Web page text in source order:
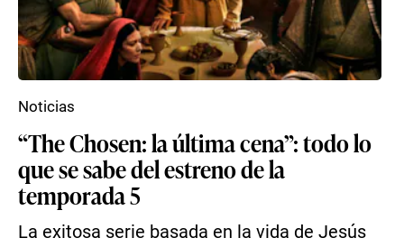
“The Chosen: la última cena”: todo lo
que se sabe del estreno de la
temporada 5
La exitosa serie basada en la vida de Jesús
Noticias